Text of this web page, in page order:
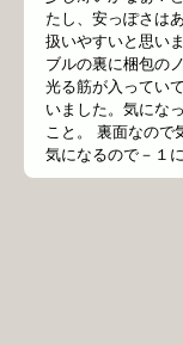
たし、安っぽさは
扱いやすいと思い
ブルの裏に梱包の
光る筋が入ってい
いました。気にな
こと。 裏面なので
気になるので－１